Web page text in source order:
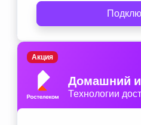
Домашний
Технологии
Акция